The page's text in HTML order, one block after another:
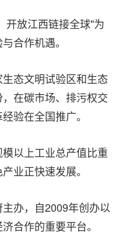
开放江西链接全球"为
合作机遇。
态文明试验区和生态
在碳市场、排污权交
验在全国推广。
以上工业总产值比重
业正快速发展。
办，自2009年创办以
合作的重要平台。